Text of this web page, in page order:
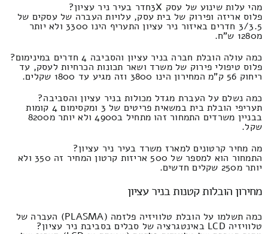
מהי עלות שינוע של עסק 3Xחדר בעיר ניר עציון?
פלוס אריזה ופירוק של בית עסק, עלויות העברה של עסקים של
3/3.5 חדרים באיזור ניר עציון התעריף הינו 3300 ולא יותר
מ1280 ש"ח.
כמה עולה הובלת חברה בניר עציון והסביבה 4 חדרים במינימום?
פלוס טיפולי פירוק של משרד ושאר תכונות הכרחיות לעסק, עד
ריחוק 56 ק"מ המחירון הינו 3800 וזה מגיע עד 1800 שקלים.
כמה נשלם על העברת מגדל מכולות בניר עציון והסביבה?
תעריפי הובלת בית במשאית פריטים של 3 ומקסימום 4 קומות
בבניין משרדים התמחור זהו מתחיל ב4900 ולא יותר מ8200
שקל.
מה מחיר קרטונים למארז משרד בעיר ניר עציון?
התמחור הוא למספר של 500 אריזות קרטון המחיר זה 350 ולא
יותר מ250 שקלים חדשים.
מחירון הובלות קטנות בניר עציון
כמה תשלמו על הובלת טלוויזיה פלזמה (PLASMA) העברה של
טלוויזיה LCD באינטגרציה של סבלים בסביבת ניר עציון?